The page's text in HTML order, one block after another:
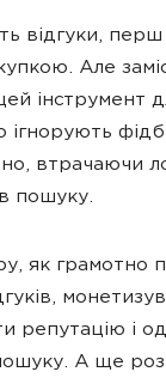
відгуки,
Але
інструмент
ігнорують
втрачаючи
пошуку.
як грамотно
репутацію і
А ще